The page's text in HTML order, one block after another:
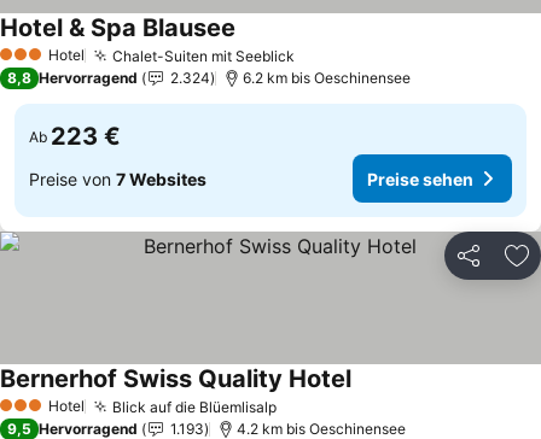
3 SterneHotel Chalet-Suiten mit Seeblick
Hotel & Spa Blausee
8,8 Hervorragend 2.324 6.2 km bis Oeschinensee
Ab 223 €
Preise von 7 Websites Preise sehen
Teilen
3 SterneHotel Blick auf die Blüemlisalp
Bernerhof Swiss Quality Hotel
9,5 Hervorragend 1.193 4.2 km bis Oeschinensee